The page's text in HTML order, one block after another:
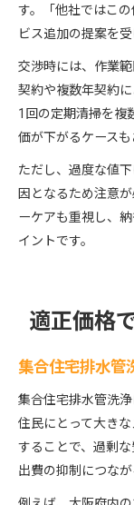
す。「他社ではこ
ビス追加の提案を
交渉時には、作業
契約や複数年契約
1回の定期清掃を複
価が下がるケースも
ただし、過度な値
因となるため注意
ーケアも重視し、
イントです。
適正価格
集合住宅排水管
集合住宅排水管洗
住民にとって大き
することで、過剰
出費の抑制につなが